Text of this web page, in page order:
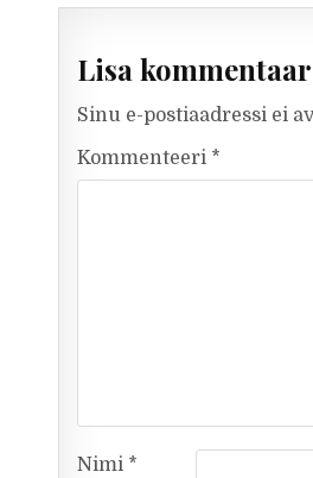
Lisa kommentaar
Sinu e-postiaadressi ei
Kommenteeri *
Nimi *